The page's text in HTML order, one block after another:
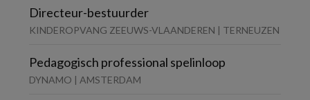
Directeur-bestuurder
KINDEROPVANG ZEEUWS-VLAANDEREN | TERNEUZEN
Pedagogisch professional spelinloop
DYNAMO | AMSTERDAM